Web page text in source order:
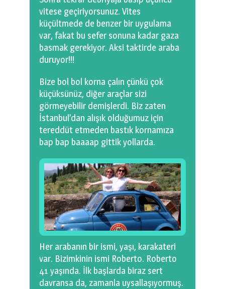
vitese geçiriyorsunuz. Vites
küçültmede de benzer bir uygulama
var, fakat bu sefer sonuna kadar gaza
basmak gerekiyor. Aksi taktirde araba
duruyor!!!
Bize bol bol korna çalın çünkü çok
küçüksünüz, diğer araçlar sizi
görmeyebilir demişlerdi. Biz zaten
İstanbul’dan alışık olduğumuz için
tereddüt etmeden bastık kornamıza
bap bap baaaap gittik yollarda.
Her arabanın bir ismi, yaşı, karakateri
var. Bizimkinin ismi Roberto. Roberto
41 yaşında. İlk başlarda biraz sert
davransa da, zamanla uysallaşıyormuş.